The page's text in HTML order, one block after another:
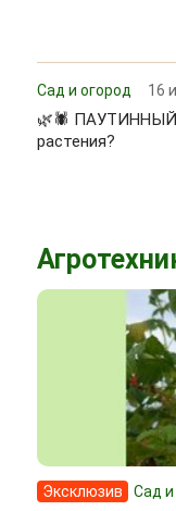
Сад и огород 16
🌿🕷 ПАУТИННЫЙ
растения?
Эксклюзив Сад и